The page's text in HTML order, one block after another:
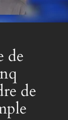
de
de